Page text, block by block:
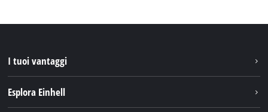
I tuoi vantaggi
Esplora Einhell